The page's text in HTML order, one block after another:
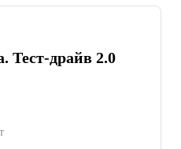
Тест-драйв 2.0